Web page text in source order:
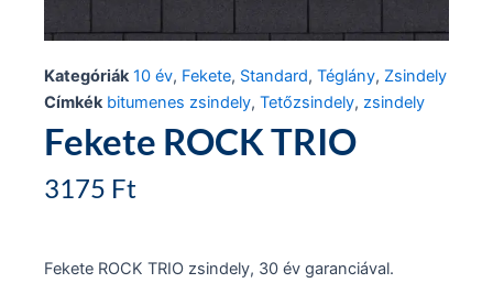
Kategóriák 10 év, Fekete, Standard, Téglány, Zsindely
Címkék bitumenes zsindely, Tetőzsindely, zsindely
Fekete ROCK TRIO
3175 Ft
Fekete ROCK TRIO zsindely, 30 év garanciával.